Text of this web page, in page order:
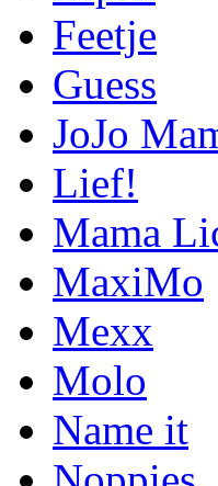
Feetje
Guess
JoJo
Lief!
Mama
MaxiMo
Mexx
Molo
Name it